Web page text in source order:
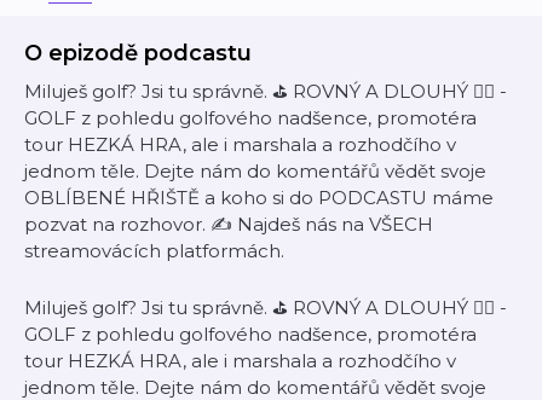
O epizodě podcastu
Miluješ golf? Jsi tu správně. ⛳ ROVNÝ A DLOUHÝ 🏌️‍♀️ -
GOLF z pohledu golfového nadšence, promotéra
tour HEZKÁ HRA, ale i marshala a rozhodčího v
jednom těle. Dejte nám do komentářů vědět svoje
OBLÍBENÉ HŘIŠTĚ a koho si do PODCASTU máme
pozvat na rozhovor. ✍️ Najdeš nás na VŠECH
streamovácích platformách.
Miluješ golf? Jsi tu správně. ⛳ ROVNÝ A DLOUHÝ 🏌️‍♀️ -
GOLF z pohledu golfového nadšence, promotéra
tour HEZKÁ HRA, ale i marshala a rozhodčího v
jednom těle. Dejte nám do komentářů vědět svoje